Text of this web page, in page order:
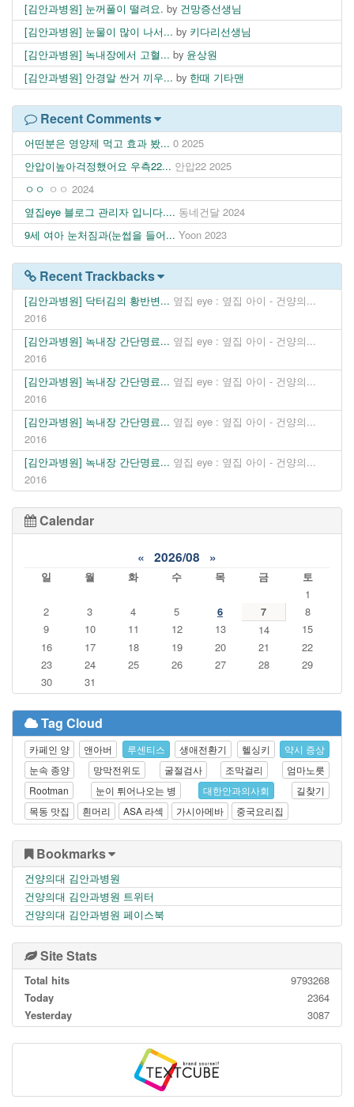
[김안과병원] 눈꺼풀이 떨려요. by 건망증선생님
[김안과병원] 눈물이 많이 나서... by 키다리선생님
[김안과병원] 녹내장에서 고혈... by 윤상원
[김안과병원] 안경알 싼거 끼우... by 한때 기타맨
Recent Comments
어떤분은 영양제 먹고 효과 봤... 0 2025
안압이높아걱정했어요 우측22... 안압22 2025
ㅇㅇ ㅇㅇ 2024
옆집eye 블로그 관리자 입니다.... 동네건달 2024
9세 여아 눈처짐과(눈썹을 들어... Yoon 2023
Recent Trackbacks
[김안과병원] 닥터김의 황반변... 옆집 eye : 옆집 아이 - 건양의...
2016
[김안과병원] 녹내장 간단명료... 옆집 eye : 옆집 아이 - 건양의...
2016
[김안과병원] 녹내장 간단명료... 옆집 eye : 옆집 아이 - 건양의...
2016
[김안과병원] 녹내장 간단명료... 옆집 eye : 옆집 아이 - 건양의...
2016
[김안과병원] 녹내장 간단명료... 옆집 eye : 옆집 아이 - 건양의...
2016
Calendar
« 2026/08 »
일 월 화 수 목 금
토
1
2
3 4 5 6 7
8
9
10 11 12 13 14
15
16
17 18 19 20 21
22
23
24 25 26 27 28
29
30
31
Tag Cloud
카페인 양 앤아버 루센티스 생애전환기 헬싱키
약시 증상
눈속 종양
망막전위도 굴절검사 조막걸리
엄마노릇
Rootman
눈이 튀어나오는 병 대한안과의사회
길찾기
목동 맛집
흰머리 ASA 라섹 가시아메바 중국요리집
Bookmarks
건양의대 김안과병원
건양의대 김안과병원 트위터
건양의대 김안과병원 페이스북
Site Stats
Total hits
9793268
Today
2364
Yesterday
3087